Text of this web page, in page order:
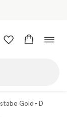
Gold - D